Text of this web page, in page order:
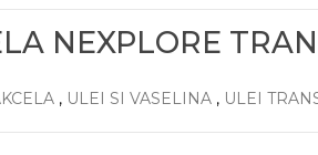
NEXPLORE
, ULEI SI VASELINA , ULEI